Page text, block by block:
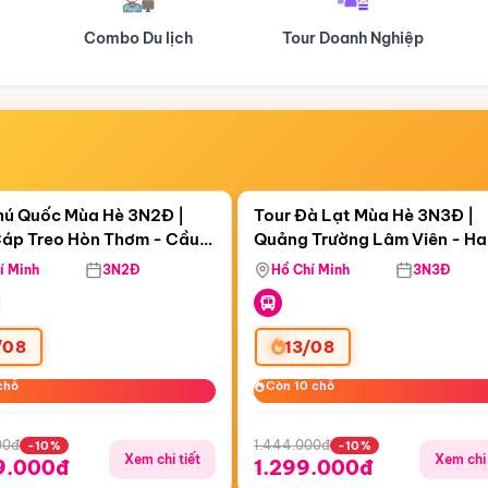
Tour Doanh Nghiệp Du lịch Hành Hương
17:18:11
Treo Hòn Thơm
Quốc Mùa Hè 3N2Đ |
Treo Hòn Thơm - Cầu
Viên Nước Aquatopia
Minh 3N2Đ
-10%
Xem chi tiết
Còn05 ngày 17:18:11
Tour Đà Lạt Mùa Hè 3N3Đ |
Quảng Trường Lâm Viên -
Hill - Puppy Farm
Hồ Chí Minh 3N3Đ
13/08
Còn 10 chỗ
Còn 10 chỗ
1.444.000đ -10%
1.299.000đ Xem